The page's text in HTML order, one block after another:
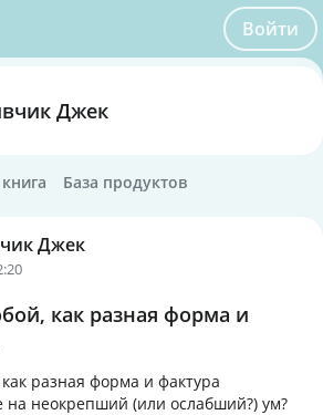
Войти
Джек
База продуктов
Джек
как разная форма и
разная форма и фактура
на неокрепший (или ослабший?) ум?